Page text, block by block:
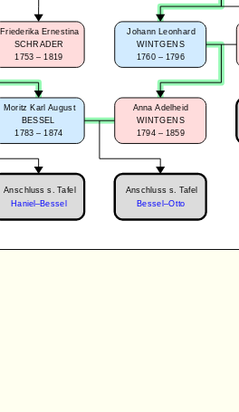
Anna Adelheid
WINTGENS
1794 – 1859
Moritz Karl August
BESSEL
1783 – 1874
Friederika Ernestina
SCHRADER
1753 – 1819
Anschluss s. Tafel
Bessel–Otto
Johann Leonhard
WINTGENS
1760 – 1796
Anschluss s. Tafel
Haniel–Bessel